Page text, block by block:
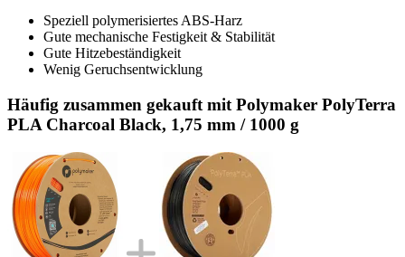
Speziell polymerisiertes ABS-Harz
Gute mechanische Festigkeit & Stabilität
Gute Hitzebeständigkeit
Wenig Geruchsentwicklung
Häufig zusammen gekauft mit Polymaker PolyTerra
PLA Charcoal Black, 1,75 mm / 1000 g